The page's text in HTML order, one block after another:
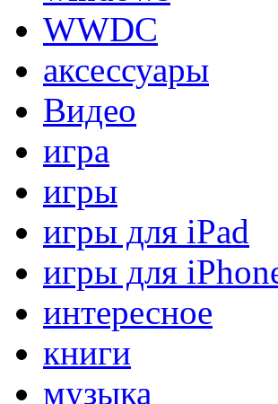
WWDC
аксессуары
Видео
игра
игры
игры для iPad
игры для
интересное
книги
музыка